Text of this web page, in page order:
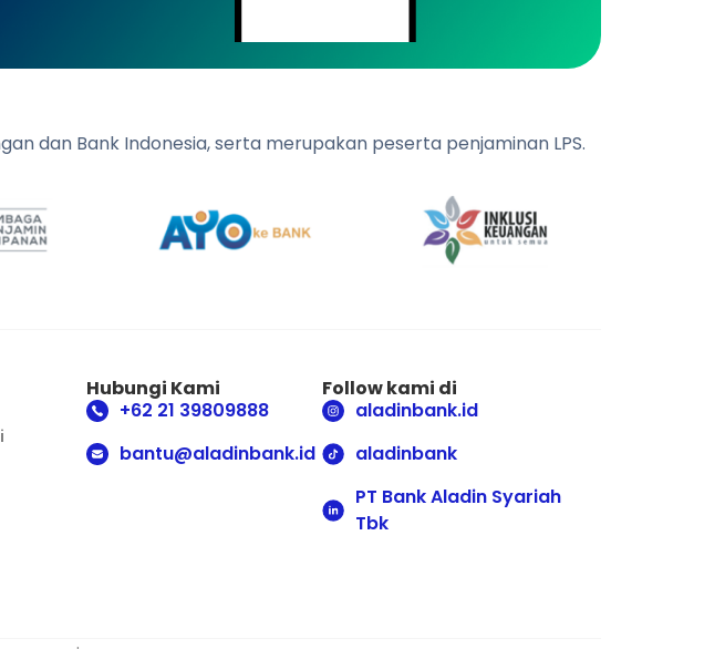
dan Bank Indonesia, serta merupakan peserta penjaminan LPS.
Hubungi Kami
+62 21 39809888
bantu@aladinbank.id
Follow kami di
aladinbank.id
aladinbank
PT Bank Aladin Syariah
Tbk